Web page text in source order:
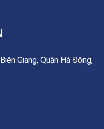
Giang, Quận Hà Đông,